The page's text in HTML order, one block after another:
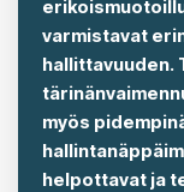
varmistavat
hallittavuuden.
myös
helpottavat ja